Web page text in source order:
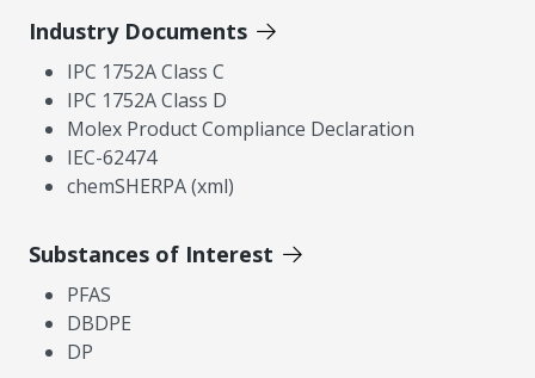
Industry Documents
IPC 1752A Class C
IPC 1752A Class D
Molex Product Compliance Declaration
IEC-62474
chemSHERPA (xml)
Substances of Interest
PFAS
DBDPE
DP